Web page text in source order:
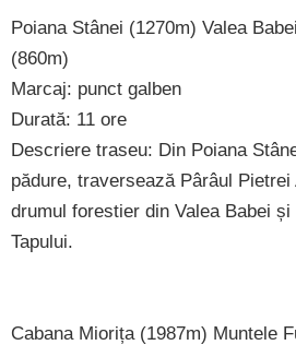
Poiana Stânei (1270m) Valea
(860m)
Marcaj: punct galben
Durată: 11 ore
Descriere traseu: Din Poiana
pădure, traversează Pârâul
drumul forestier din Valea Babei
Tapului.
Cabana Miorița (1987m) Muntele